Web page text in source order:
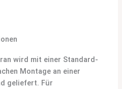
wird mit einer Standard-
Montage an einer
geliefert. Für